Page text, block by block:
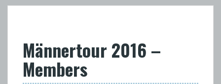
Männertour 2016 –
Members